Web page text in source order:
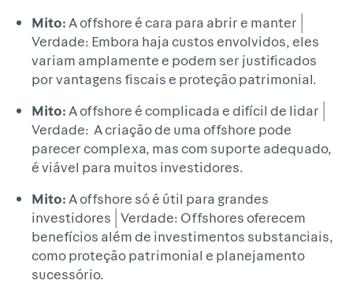
Mito: A offshore é cara para abrir e manter |
Verdade: Embora haja custos envolvidos, eles
variam amplamente e podem ser justificados
por vantagens fiscais e proteção patrimonial.
Mito: A offshore é complicada e difícil de lidar |
Verdade: A criação de uma offshore pode
parecer complexa, mas com suporte adequado,
é viável para muitos investidores.
Mito: A offshore só é útil para grandes
investidores | Verdade: Offshores oferecem
benefícios além de investimentos substanciais,
como proteção patrimonial e planejamento
sucessório.